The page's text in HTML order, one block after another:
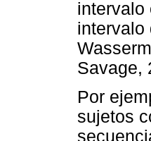
intervalo
intervalo
Savage,
Por
sujetos